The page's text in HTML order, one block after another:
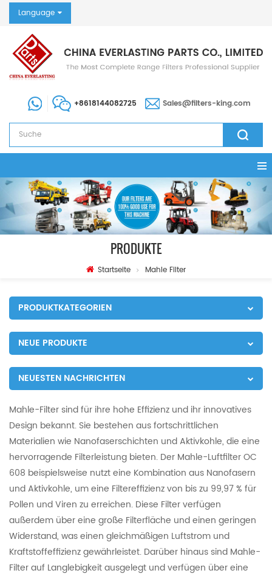
Language
+8618144082725 Sales@filters-king.com
PRODUKTE
Startseite Mahle Filter
PRODUKTKATEGORIEN
NEUE PRODUKTE
NEUESTEN NACHRICHTEN
Mahle-Filter sind für ihre hohe Effizienz und ihr innovatives
Design bekannt. Sie bestehen aus fortschrittlichen
Materialien wie Nanofaserschichten und Aktivkohle, die eine
hervorragende Filterleistung bieten. Der Mahle-Luftfilter OC
608 beispielsweise nutzt eine Kombination aus Nanofasern
und Aktivkohle, um eine Filtereffizienz von bis zu 99,97 % für
Pollen und Viren zu erreichen. Diese Filter verfügen
außerdem über eine große Filterfläche und einen geringen
Widerstand, was einen gleichmäßigen Luftstrom und
Kraftstoffeffizienz gewährleistet. Darüber hinaus sind Mahle-
Filter auf Langlebigkeit ausgelegt und verfügen über eine